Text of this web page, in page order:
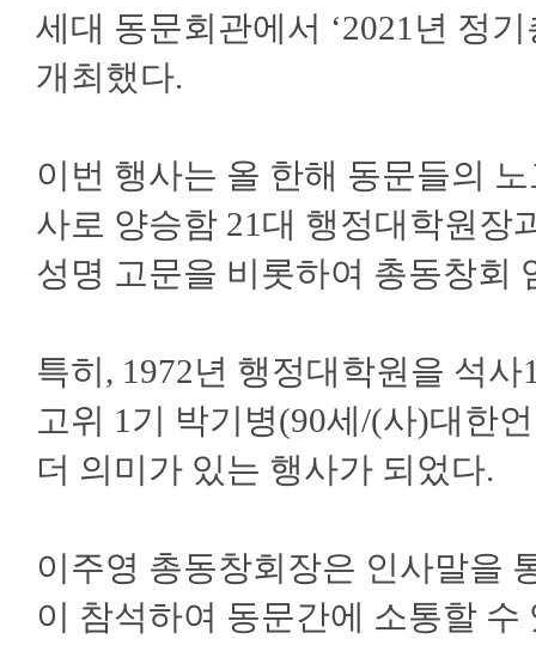
세대 동문회관에서 ‘2021년 정
개최했다.
이번 행사는 올 한해 동문들의
사로 양승함 21대 행정대학원장
성명 고문을 비롯하여 총동창회
특히, 1972년 행정대학원을 석
고위 1기 박기병(90세/(사)대한
더 의미가 있는 행사가 되었다.
이주영 총동창회장은 인사말을
이 참석하여 동문간에 소통할